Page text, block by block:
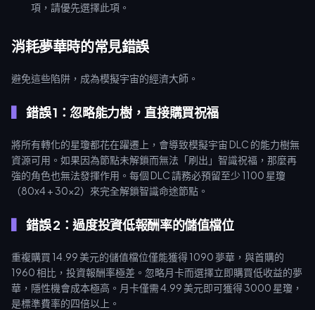
項，請優先選擇此項。
消耗夢華時的常見錯誤
避免這些陷阱，成為模擬宇宙的經濟大師。
錯誤 1：忽略能力樹，直接購買祝福
將所有轉化的星瓊都花在躍遷上，會導致模擬宇宙 DLC 的能力樹無
資源可用。如果因為節點未解鎖而無法「刷出」智識祝福，那麼再
強的角色也無法發揮作用。每個 DLC 請務必預留至少 1100 星瓊
（80x4 + 30x2）來完全解鎖智識命途節點。
錯誤 2：過度投資低報酬率的儲值檔位
重複購買 14.99 美元的儲值檔位僅能獲得 1090 夢華，與首購的
1960 相比，投資報酬率極差。忽略月卡而選擇立即購買低收益的夢
華，隱性機會成本極高。月卡僅需 4.99 美元即可獲得 3000 星瓊，
是標準費率的四倍以上。